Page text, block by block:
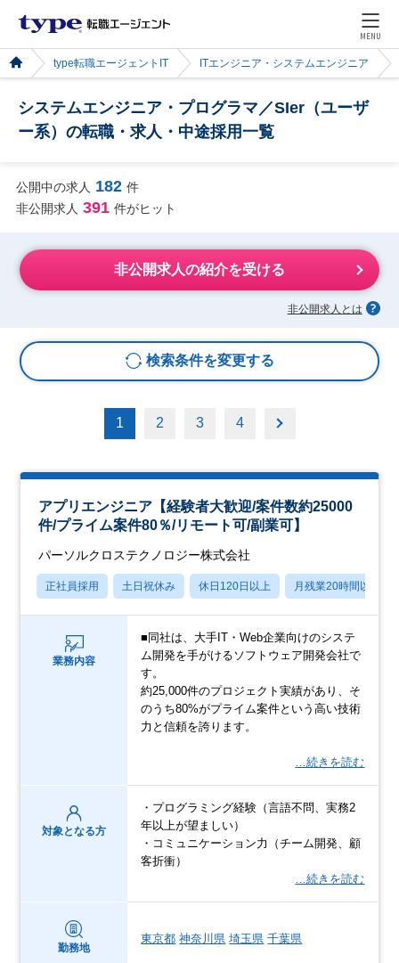
MENU
type転職エージェントIT ITエンジニア・システムエンジニア
システムエンジニア・プログラマ／SIer（ユーザ
ー系）の転職・求人・中途採用一覧
公開中の求人 182 件
非公開求人 391 件がヒット
非公開求人の紹介を受ける
非公開求人とは
検索条件を変更する
1 2 3 4
アプリエンジニア【経験者大歓迎/案件数約25000
件/プライム案件80％/リモート可/副業可】
パーソルクロステクノロジー株式会社
正社員採用 土日祝休み 休日120日以上 月残業20時間以内
業務内容
■同社は、大手IT・Web企業向けのシステ
ム開発を手がけるソフトウェア開発会社で
す。
約25,000件のプロジェクト実績があり、そ
のうち80%がプライム案件という高い技術
力と信頼を誇ります。
…続きを読む
対象となる方
・プログラミング経験（言語不問、実務2
年以上が望ましい）
・コミュニケーション力（チーム開発、顧
客折衝）
…続きを読む
勤務地
東京都 神奈川県 埼玉県 千葉県